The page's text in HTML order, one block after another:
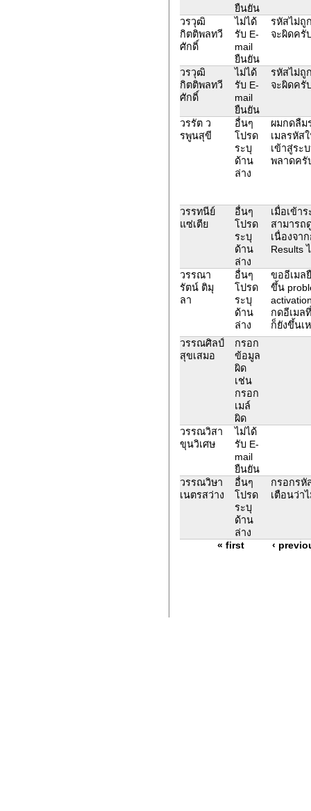
ยืนยัน
วรวุฒิ
กิตติพลทวี
ศักดิ์
ไม่ได้
รับ E-
mail
ยืนยัน
รหัสไม่ถู
จะผิดครั
วรวุฒิ
กิตติพลทวี
ศักดิ์
ไม่ได้
รับ E-
mail
ยืนยัน
รหัสไม่ถู
จะผิดครั
วรรัต ว
รพูนสุขี
อื่นๆ
โปรด
ระบุ
ด้าน
ล่าง
ผมกดลืม
เมลรหัส
เข้าสู่ระ
พลาดครั
วรรทนีย์
แซ่เตีย
อื่นๆ
โปรด
ระบุ
ด้าน
ล่าง
เมื่อเข้า
สามารถ
เนื่องจา
Results
วรรณา
รัตน์ ติมุ
ลา
อื่นๆ
โปรด
ระบุ
ด้าน
ล่าง
ขออีเมล
ขึ้น
กดอีเมล
ก็ยังขึ้นเ
วรรณศิลป์
สุขเสมอ
กรอก
ข้อมูล
ผิด
เช่น
กรอก
เมล์
ผิด
วรรณวิสา
ขุนวิเศษ
ไม่ได้
รับ E-
mail
ยืนยัน
วรรณวิษา
เนตรสว่าง
อื่นๆ
โปรด
ระบุ
ด้าน
ล่าง
กรอกรหั
เตือนว่า
« first ‹